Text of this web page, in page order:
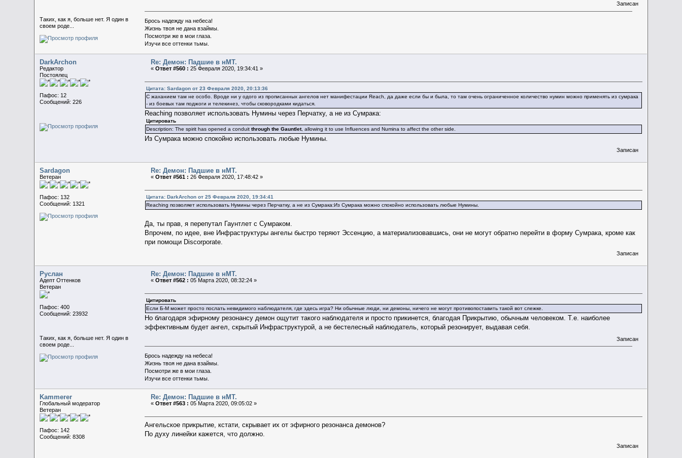
Таких, как я, больше нет. Я один в
своем роде...
Записан
Брось надежду на небеса!
Жизнь твоя не дана взаймы.
Посмотри же в мои глаза.
Изучи все оттенки тьмы.
DarkArchon
Редактор
Постоялец
Пафос: 12
Сообщений: 226
Re: Демон: Падшие в нМТ.
«Ответ #560 : 25 Февраля 2020, 19:34:41 »
Цитата: Sardagon от 23 Февраля 2020, 20:13:36
С жаханием там не особо. Вроде ни у одого из прописанных ангелов нет манифестации Reach, да даже если бы и была, то там очень ограниченное количество нумин можно применять из сумрака
- из боевых там поджоги и телекинез, чтобы сковородками кидаться.
Reaching позволяет использовать Нумины через Перчатку, а не из Сумрака:
Цитировать
Description: The spirit has opened a conduit through the Gauntlet, allowing it to use Influences and Numina to affect the other side.
Из Сумрака можно спокойно использовать любые Нумины.
Записан
Sardagon
Ветеран
Пафос: 132
Сообщений: 1321
Re: Демон: Падшие в нМТ.
«Ответ #561 : 26 Февраля 2020, 17:48:42 »
Цитата: DarkArchon от 25 Февраля 2020, 19:34:41
Reaching позволяет использовать Нумины через Перчатку, а не из Сумрака:Из Сумрака можно спокойно использовать любые Нумины.
Да, ты прав, я перепутал Гаунтлет с Сумраком.
Впрочем, по идее, вне Инфраструктуры ангелы быстро теряют Эссенцию, а материализовавшись, они не могут обратно перейти в форму Сумрака, кроме как
при помощи Discorporate.
Записан
Руслан
Адепт Оттенков
Ветеран
Пафос: 400
Сообщений: 23932
Таких, как я, больше нет. Я один в
своем роде...
Re: Демон: Падшие в нМТ.
«Ответ #562 : 05 Марта 2020, 08:32:24 »
Цитировать
Если Б-М может просто послать невидимого наблюдателя, где здесь игра? Ни обычные люди, ни демоны, ничего не могут противопоставить такой вот слежке.
Но благодаря эфирному резонансу демон ощутит такого наблюдателя и просто прикинется, благодая Прикрытию, обычным человеком. Т.е. наиболее
эффективным будет ангел, скрытый Инфраструктурой, а не бестелесный наблюдатель, который резонирует, выдавая себя.
Записан
Брось надежду на небеса!
Жизнь твоя не дана взаймы.
Посмотри же в мои глаза.
Изучи все оттенки тьмы.
Kammerer
Глобальный модератор
Ветеран
Пафос: 142
Сообщений: 8308
Re: Демон: Падшие в нМТ.
«Ответ #563 : 05 Марта 2020, 09:05:02 »
Ангельское прикрытие, кстати, скрывает их от эфирного резонанса демонов?
По духу линейки кажется, что должно.
Записан